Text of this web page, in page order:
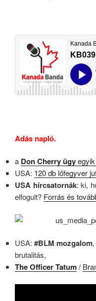
Adás napló.
a Don Cherry ügy
USA: 120 db lőfegyver
USA hírcsatornák: ki,
elfogult? Forrás és
USA: #BLM mozgalom
brutalitás,
The Officer Tatum/